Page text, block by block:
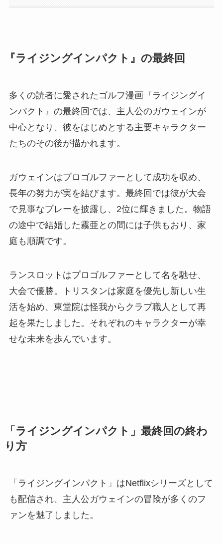
『ライジングインパクト』の最終回
多くの読者に愛されたゴルフ漫画『ライジングイ
ンパクト』の最終回では、主人公のガウェインが
中心となり、彼をはじめとする主要キャラクター
たちのその後が描かれます。
ガウェインはプロゴルファーとして成功を収め、
長年の努力が実を結びます。最終回では彼が大会
で見事なプレーを披露し、2位に輝きました。物語
の途中で結婚した霧亜との間には子供もおり、家
庭も順調です。
ランスロットはプロゴルファーとして名を馳せ、
大会で優勝。トリスタンは家庭を優先し新しい生
活を始め、東堂院は怪我からクラブ職人として再
起を果たしました。それぞれのキャラクターが幸
せな未来を歩んでいます。
「ライジングインパクト」最終回の終わ
り方
「ライジングインパクト」はNetflixシリーズとして
も配信され、主人公ガウェインの冒険が多くのフ
ァンを魅了しました。